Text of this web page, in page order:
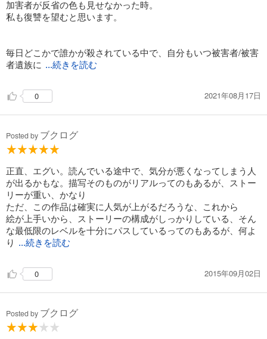
加害者が反省の色も見せなかった時。
私も復讐を望むと思います。
毎日どこかで誰かが殺されている中で、自分もいつ被害者/被害
者遺族に ...続きを読む
0 2021年08月17日
Posted by ブクログ
正直、エグい。読んでいる途中で、気分が悪くなってしまう人
が出るかもな。描写そのものがリアルってのもあるが、ストー
リーが重い、かなり
ただ、この作品は確実に人気が上がるだろうな、これから
絵が上手いから、ストーリーの構成がしっかりしている、そん
な最低限のレベルを十分にパスしているってのもあるが、何よ
り
...続きを読む
0 2015年09月02日
Posted by ブクログ